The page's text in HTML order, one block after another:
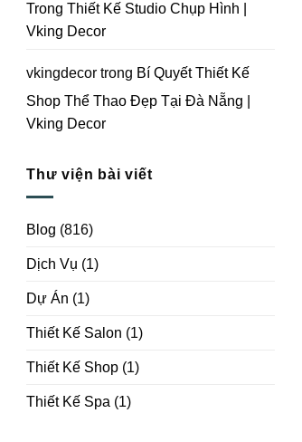
Trong Thiết Kế Studio Chụp Hình |
Vking Decor
vkingdecor trong Bí Quyết Thiết Kế
Shop Thể Thao Đẹp Tại Đà Nẵng |
Vking Decor
Thư viện bài viết
Blog (816)
Dịch Vụ (1)
Dự Án (1)
Thiết Kế Salon (1)
Thiết Kế Shop (1)
Thiết Kế Spa (1)